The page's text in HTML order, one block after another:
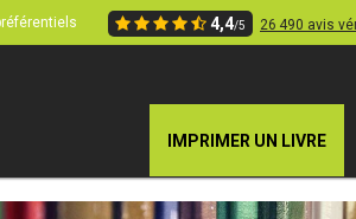
4,4/5 26 490 avis
IMPRIMER UN LIVRE